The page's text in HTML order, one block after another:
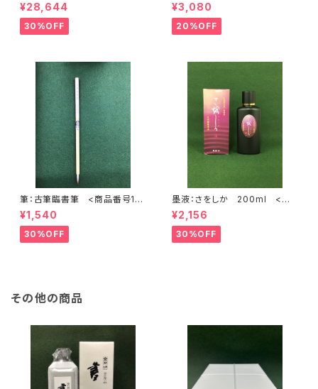
判) 紺３ミリ <商品番号136
8>
¥28,644
30%OFF
¥3,080
20%OFF
筆：古筆臨書筆 <商品番号17
47>
¥1,540
30%OFF
墨液：さをしか 200ml <商
品番号1625>
¥2,156
30%OFF
その他の商品